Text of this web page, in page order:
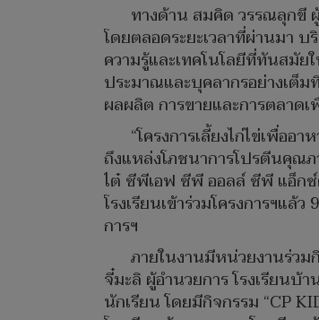
ทางด้าน สมคิด วรรณลุกขี
โดยตลอดระยะเวลาที่ผ่านมา
ความรู้และเทคโนโลยีที่ทันสมั
ประมาณและบุคลากรอย่างเต็ม
ผลผลิต การขายและการตลาด
“โครงการเลี้ยงไก่ไข่เพื่อ
ถึงแหล่งโภชนาการโปรตีนคุณ
ไต๋ ซีพีเอฟ ซีพี ออลล์ ซีพี แอ็กซ์
โรงเรียนเข้าร่วมโครงการฯแ
การฯ
ภายในงานมีหน่วยงานร่วม
จี๋มะลิ ผู้อำนวยการ โรงเรียน
นักเรียน โดยมีกิจกรรม “CP